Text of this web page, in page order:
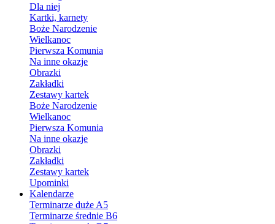
Dla niej
Kartki, karnety
Boże Narodzenie
Wielkanoc
Pierwsza Komunia
Na inne okazje
Obrazki
Zakładki
Zestawy kartek
Boże Narodzenie
Wielkanoc
Pierwsza Komunia
Na inne okazje
Obrazki
Zakładki
Zestawy kartek
Upominki
Kalendarze
Terminarze duże A5
Terminarze średnie B6